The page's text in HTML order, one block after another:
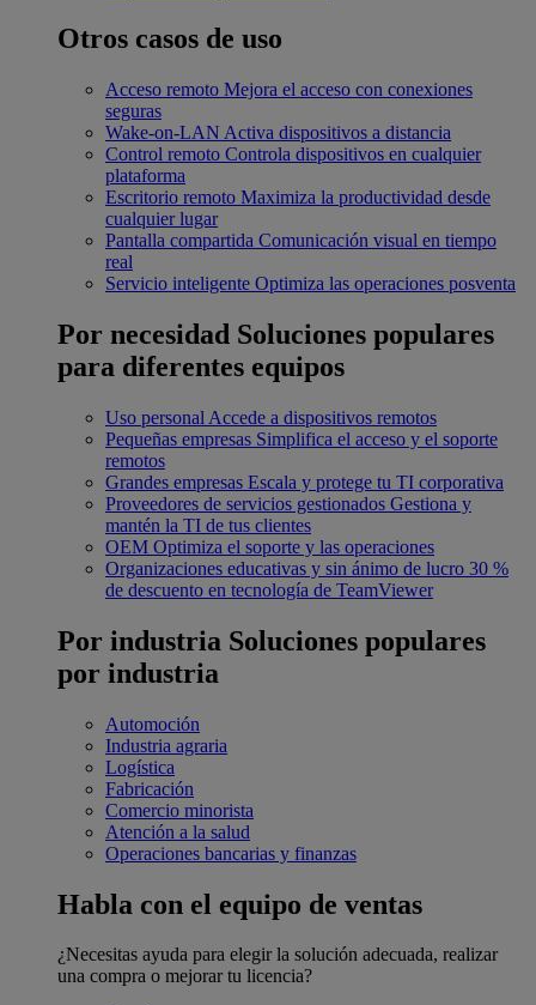
Otros casos de uso
Acceso remoto Mejora el acceso con conexiones
seguras
Wake-on-LAN Activa dispositivos a distancia
Control remoto Controla dispositivos en cualquier
plataforma
Escritorio remoto Maximiza la productividad desde
cualquier lugar
Pantalla compartida Comunicación visual en tiempo
real
Servicio inteligente Optimiza las operaciones posventa
Por necesidad Soluciones populares
para diferentes equipos
Uso personal Accede a dispositivos remotos
Pequeñas empresas Simplifica el acceso y el soporte
remotos
Grandes empresas Escala y protege tu TI corporativa
Proveedores de servicios gestionados Gestiona y
mantén la TI de tus clientes
OEM Optimiza el soporte y las operaciones
Organizaciones educativas y sin ánimo de lucro 30 %
de descuento en tecnología de TeamViewer
Por industria Soluciones populares
por industria
Automoción
Industria agraria
Logística
Fabricación
Comercio minorista
Atención a la salud
Operaciones bancarias y finanzas
Habla con el equipo de ventas
¿Necesitas ayuda para elegir la solución adecuada, realizar
una compra o mejorar tu licencia?